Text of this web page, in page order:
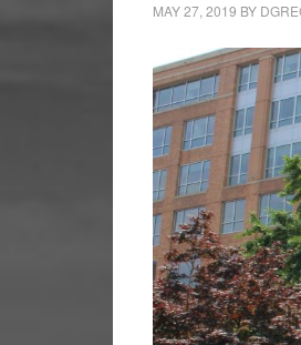
MAY 27, 2019 BY